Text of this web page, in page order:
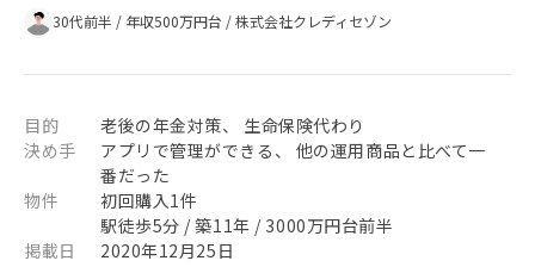
30代前半 / 年収500万円台 /株式会社クレディセゾン
目的
老後の年金対策、 生命保険代わり
決め手
アプリで管理ができる、 他の運用商品と比べて一
番だった
物件
初回購入1件
駅徒歩5分 / 築11年 / 3000万円台前半
掲載日
2020年12月25日